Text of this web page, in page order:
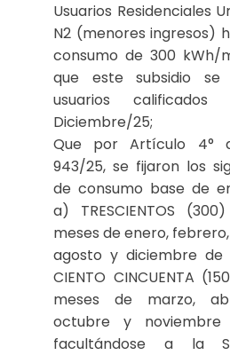
Usuarios Residenciales
N2 (menores ingresos)
consumo de 300 kWh/
que este subsidio
usuarios
Diciembre/25;
Que por Artículo 4°
943/25, se fijaron los
de consumo base de
a) TRESCIENTOS
meses de enero, febrero,
agosto y diciembre
CIENTO CINCUENTA
meses de marzo,
octubre y
facultándose a la